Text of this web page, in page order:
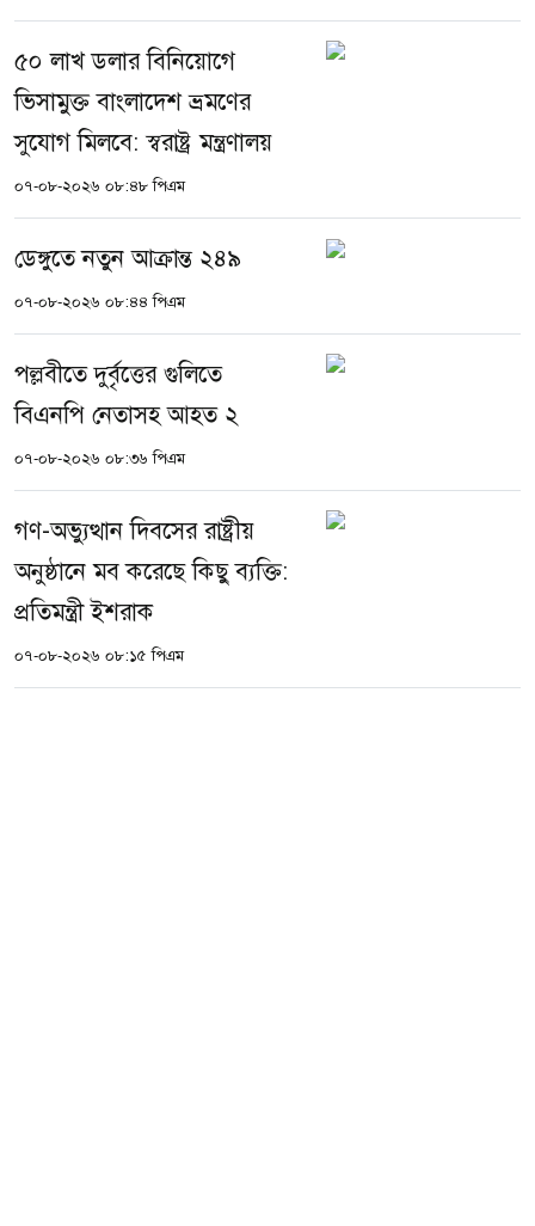
৫০ লাখ ডলার বিনিয়োগে
ভিসামুক্ত বাংলাদেশ ভ্রমণের
সুযোগ মিলবে: স্বরাষ্ট্র মন্ত্রণালয়
০৭-০৮-২০২৬ ০৮:৪৮ পিএম
ডেঙ্গুতে নতুন আক্রান্ত ২৪৯
০৭-০৮-২০২৬ ০৮:৪৪ পিএম
পল্লবীতে দুর্বৃত্তের গুলিতে
বিএনপি নেতাসহ আহত ২
০৭-০৮-২০২৬ ০৮:৩৬ পিএম
গণ-অভ্যুত্থান দিবসের রাষ্ট্রীয়
অনুষ্ঠানে মব করেছে কিছু ব্যক্তি:
প্রতিমন্ত্রী ইশরাক
০৭-০৮-২০২৬ ০৮:১৫ পিএম